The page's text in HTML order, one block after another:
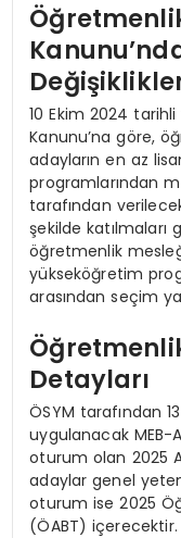
10 Ekim 2024
Kanunu’na göre,
adayların en az
programlarından
tarafından
şekilde katılmaları
öğretmenlik
yükseköğretim
arasından seçim
Detayları
ÖSYM tarafından
uygulanacak MEB-
oturum olan 2025
adaylar genel
oturum ise 2025
(ÖABT) içerecektir.